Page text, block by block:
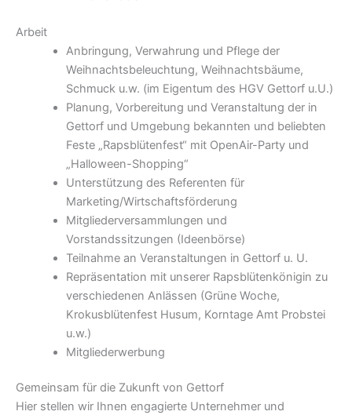
Arbeit
Anbringung, Verwahrung und Pflege der
Weihnachtsbeleuchtung, Weihnachtsbäume,
Schmuck u.w. (im Eigentum des HGV Gettorf u.U.)
Planung, Vorbereitung und Veranstaltung der in
Gettorf und Umgebung bekannten und beliebten
Feste „Rapsblütenfest“ mit OpenAir-Party und
„Halloween-Shopping“
Unterstützung des Referenten für
Marketing/Wirtschaftsförderung
Mitgliederversammlungen und
Vorstandssitzungen (Ideenbörse)
Teilnahme an Veranstaltungen in Gettorf u. U.
Repräsentation mit unserer Rapsblütenkönigin zu
verschiedenen Anlässen (Grüne Woche,
Krokusblütenfest Husum, Korntage Amt Probstei
u.w.)
Mitgliederwerbung
Gemeinsam für die Zukunft von Gettorf
Hier stellen wir Ihnen engagierte Unternehmer und